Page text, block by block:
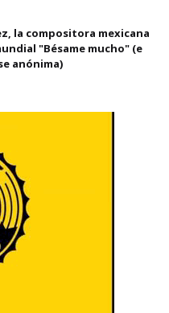
la compositora mexicana
"Bésame mucho" (e
anónima)